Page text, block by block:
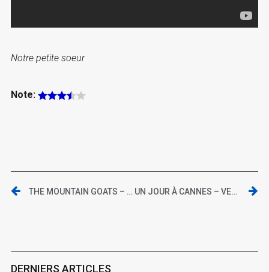
Notre petite soeur
Note:
THE MOUNTAIN GOATS – BEAT THE CHAMP UN JOUR À CANNES – VENDREDI 15 MAI 2015
DERNIERS ARTICLES